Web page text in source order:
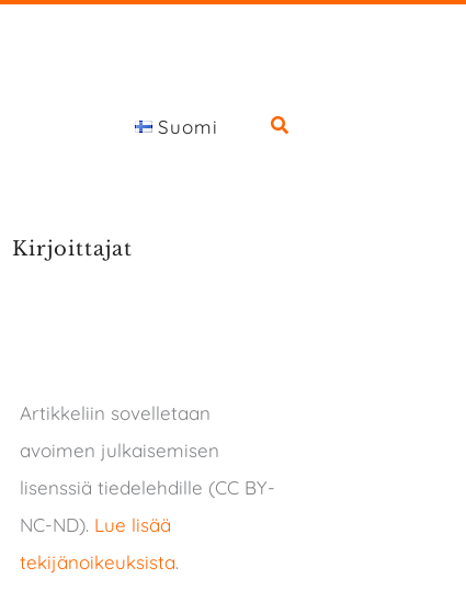
Suomi
Kirjoittajat
Artikkeliin sovelletaan
avoimen julkaisemisen
lisenssiä tiedelehdille (CC BY-
NC-ND). Lue lisää
tekijänoikeuksista.